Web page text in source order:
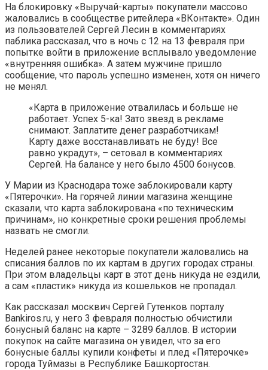
На блокировку «Выручай-карты» покупатели массово
жаловались в сообществе ритейлера «ВКонтакте». Один
из пользователей Сергей Лесин в комментариях
паблика рассказал, что в ночь с 12 на 13 февраля при
попытке войти в приложение всплывало уведомление
«внутренняя ошибка». А затем мужчине пришло
сообщение, что пароль успешно изменен, хотя он ничего
не менял.
«Карта в приложение отвалилась и больше не
работает. Успех 5-ка! Зато звезд в рекламе
снимают. Заплатите денег разработчикам!
Карту даже восстанавливать не буду! Все
равно украдут», – сетовал в комментариях
Сергей. На балансе у него было 4500 бонусов.
У Марии из Краснодара тоже заблокировали карту
«Пятерочки». На горячей линии магазина женщине
сказали, что карта заблокирована «по техническим
причинам», но конкретные сроки решения проблемы
назвать не смогли.
Неделей ранее некоторые покупатели жаловались на
списания баллов по их картам в других городах страны.
При этом владельцы карт в этот день никуда не ездили,
а сам «пластик» никуда из кошельков не пропадал.
Как рассказал москвич Сергей Гутенков порталу
Bankiros.ru, у него 3 февраля полностью обчистили
бонусный баланс на карте – 3289 баллов. В истории
покупок на сайте магазина он увидел, что за его
бонусные баллы купили конфеты и плед «Пятерочке»
города Туймазы в Республике Башкортостан.